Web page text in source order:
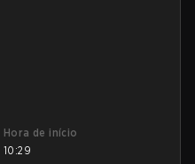
Hora de início
10:29